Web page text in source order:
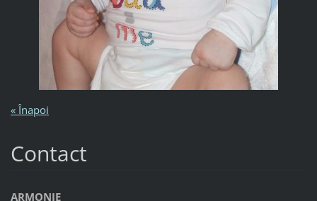
« Înapoi
Contact
ARMONIE